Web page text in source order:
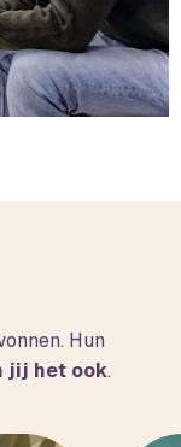
Hun
jij het ook.